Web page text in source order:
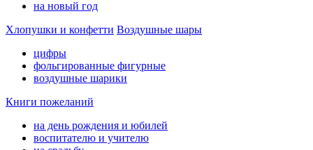
на новый год
Хлопушки и конфетти Воздушные шары
цифры
фольгированные фигурные
воздушные шарики
Книги пожеланий
на день рождения и юбилей
воспитателю и учителю